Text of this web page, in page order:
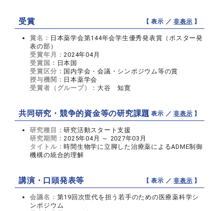
受賞 【 表示 ／非表示 】
賞名： 日本薬学会第144年会学生優秀発表賞（ポスター発
表の部）
受賞年月：2024年04月
受賞国： 日本国
受賞区分： 国内学会・会議・シンポジウム等の賞
授与機関： 日本薬学会
受賞者（グループ）： 大谷 知寛
共同研究・競争的資金等の研究課題【 表示 ／非表示 】
研究種目：研究活動スタート支援
研究期間：2025年04月 ～ 2027年03月
タイトル：時間生物学に立脚した治療薬によるADME制御
機構の統合的理解
講演・口頭発表等 【 表示 ／非表示 】
会議名： 第19回次世代を担う若手のための医療薬科学シ
ンポジウム